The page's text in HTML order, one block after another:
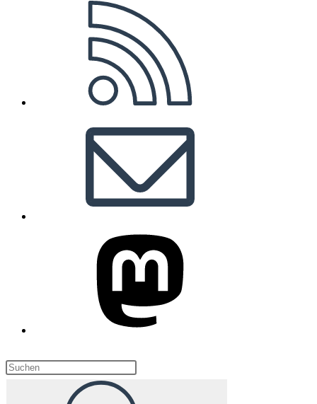
Diese